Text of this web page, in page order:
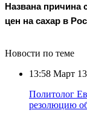
Названа причина
цен на сахар в
Новости по теме
13:58 Март
Политолог
резолюцию